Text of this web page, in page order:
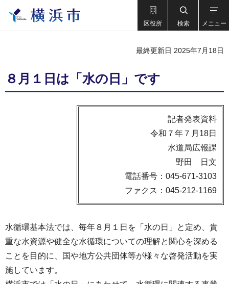
区役所 検索 メニュー
最終更新日 2025年7月18日
８月１日は「水の日」です
記者発表資料
令和７年７月18日
水道局広報課
野田 日文
電話番号：045-671-3103
ファクス：045-212-1169
水循環基本法では、毎年８月１日を「水の日」と定め、貴
重な水資源や健全な水循環についての理解と関心を深める
ことを目的に、国や地方公共団体等が様々な啓発活動を実
施しています。